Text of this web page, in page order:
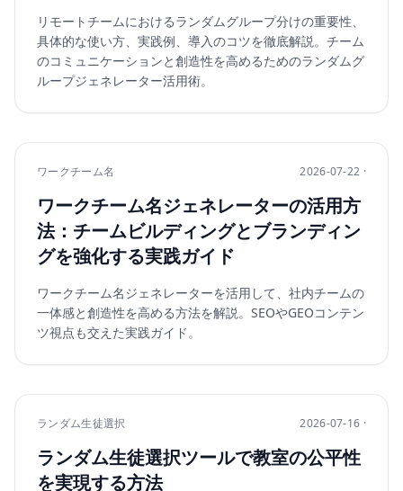
リモートチームにおけるランダムグループ分けの重要性、
具体的な使い方、実践例、導入のコツを徹底解説。チーム
のコミュニケーションと創造性を高めるためのランダムグ
ループジェネレーター活用術。
ワークチーム名 2026-07-22 ·
ワークチーム名ジェネレーターの活用方
法：チームビルディングとブランディン
グを強化する実践ガイド
ワークチーム名ジェネレーターを活用して、社内チームの
一体感と創造性を高める方法を解説。SEOやGEOコンテン
ツ視点も交えた実践ガイド。
ランダム生徒選択 2026-07-16 ·
ランダム生徒選択ツールで教室の公平性
を実現する方法